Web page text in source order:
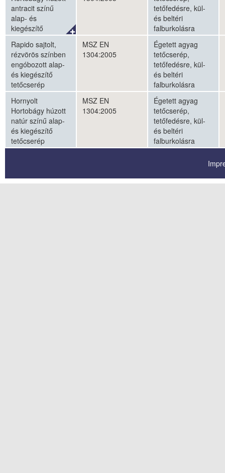
antracit színű
alap- és
kiegészítő
tetőcserép
tetőfedésre, kül-
és beltéri
falburkolásra
Rapido sajtolt,
rézvörös színben
engóbozott alap-
és kiegészítő
tetőcserép
MSZ EN
1304:2005
Égetett agyag
tetőcserép,
tetőfedésre, kül-
és beltéri
falburkolásra
Hornyolt
Hortobágy húzott
natúr színű alap-
és kiegészítő
tetőcserép
MSZ EN
1304:2005
Égetett agyag
tetőcserép,
tetőfedésre, kül-
és beltéri
falburkolásra